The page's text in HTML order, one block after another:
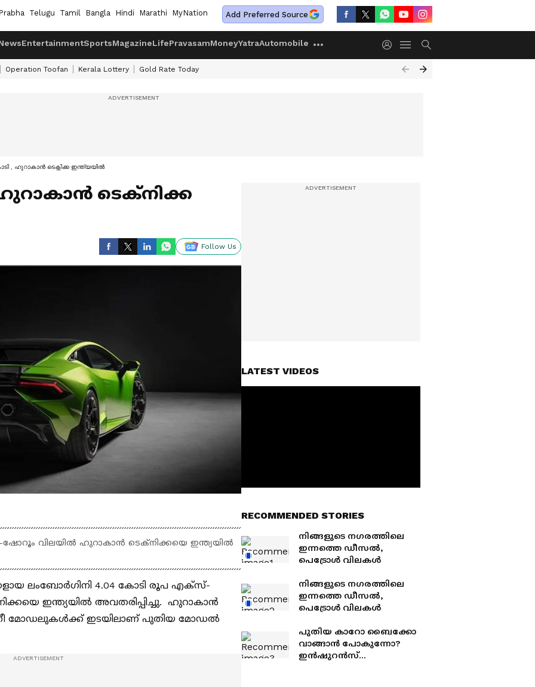
Telugu Tamil Bangla Hindi Marathi MyNation Add Preferred Source
EntertainmentSportsMagazineLifePravasamMoneyYatraAutomobile
Operation Toofan Kerala Lottery Gold Rate Today
, ഹുറാകാൻ ടെക്നിക്ക ഇന്ത്യയിൽ
ഹുറാകാൻ ടെക്നിക്ക
Follow Us
വിലയില്‍ ഹുറാകാൻ ടെക്നിക്കയെ ഇന്ത്യയിൽ
ലംബോർഗിനി 4.04 കോടി രൂപ എക്സ്-
ഇന്ത്യയിൽ അവതരിപ്പിച്ചു. ഹുറാകാൻ
മോഡലുകള്‍ക്ക് ഇടയിലാണ് പുതിയ മോഡൽ
LATEST VIDEOS
RECOMMENDED STORIES
നിങ്ങളുടെ നഗരത്തിലെ
ഇന്നത്തെ ഡീസൽ,
പെട്രോൾ വിലകൾ
നിങ്ങളുടെ നഗരത്തിലെ
ഇന്നത്തെ ഡീസൽ,
പെട്രോൾ വിലകൾ
പുതിയ കാറോ ബൈക്കോ
വാങ്ങാൻ പോകുന്നോ?
ഇൻഷുറൻസ്